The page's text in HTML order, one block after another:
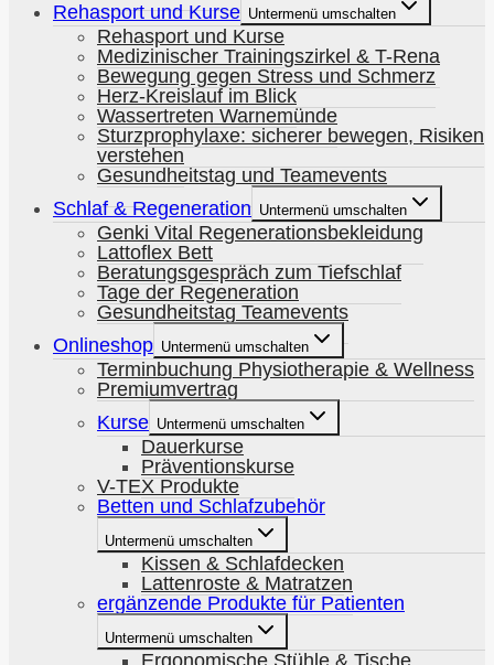
Rehasport und Kurse Untermenü umschalten
Rehasport und Kurse
Medizinischer Trainingszirkel & T-Rena
Bewegung gegen Stress und Schmerz
Herz-Kreislauf im Blick
Wassertreten Warnemünde
Sturzprophylaxe: sicherer bewegen, Risiken
verstehen
Gesundheitstag und Teamevents
Schlaf & Regeneration Untermenü umschalten
Genki Vital Regenerationsbekleidung
Lattoflex Bett
Beratungsgespräch zum Tiefschlaf​
Tage der Regeneration
Gesundheitstag Teamevents
Onlineshop Untermenü umschalten
Terminbuchung Physiotherapie & Wellness
Premiumvertrag
Kurse Untermenü umschalten
Dauerkurse
Präventionskurse
V-TEX Produkte
Betten und Schlafzubehör
Untermenü umschalten
Kissen & Schlafdecken
Lattenroste & Matratzen
ergänzende Produkte für Patienten
Untermenü umschalten